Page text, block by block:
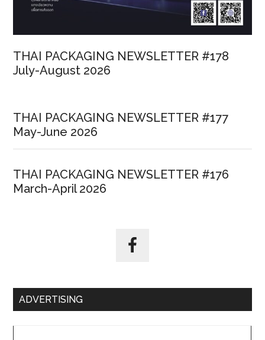
THAI PACKAGING NEWSLETTER #178
July-August 2026
THAI PACKAGING NEWSLETTER #177
May-June 2026
THAI PACKAGING NEWSLETTER #176
March-April 2026
ADVERTISING